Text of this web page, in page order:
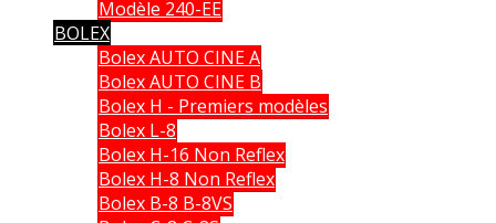
Modèle 240-EE
BOLEX
Bolex AUTO CINE A
Bolex AUTO CINE B
Bolex H - Premiers modèles
Bolex L-8
Bolex H-16 Non Reflex
Bolex H-8 Non Reflex
Bolex B-8 B-8VS